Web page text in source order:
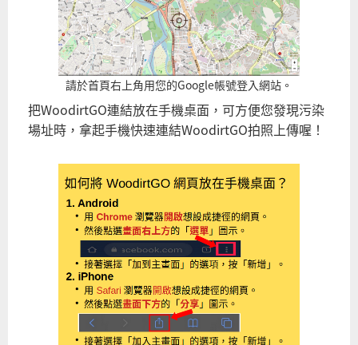
請於首頁右上角用您的Google帳號登入網站。
把WoodirtGO連結放在手機桌面，可方便您發現污染
場址時，拿起手機快速連結WoodirtGO拍照上傳喔！